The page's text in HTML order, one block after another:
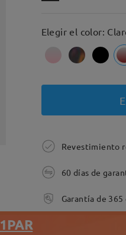
Elegir el color:
Revestimiento
60 días de
Garantía de 365
1PAR